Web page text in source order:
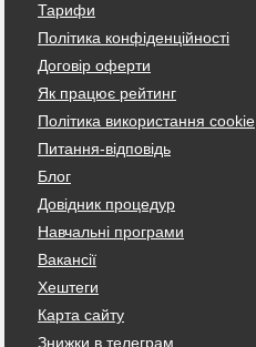
Тарифи
Політика конфіденційності
Договір оферти
Як працює рейтинг
Політика використання cookie
Питання-відповідь
Блог
Довідник процедур
Навчальні програми
Вакансії
Хештеги
Карта сайту
Знижки в телеграм